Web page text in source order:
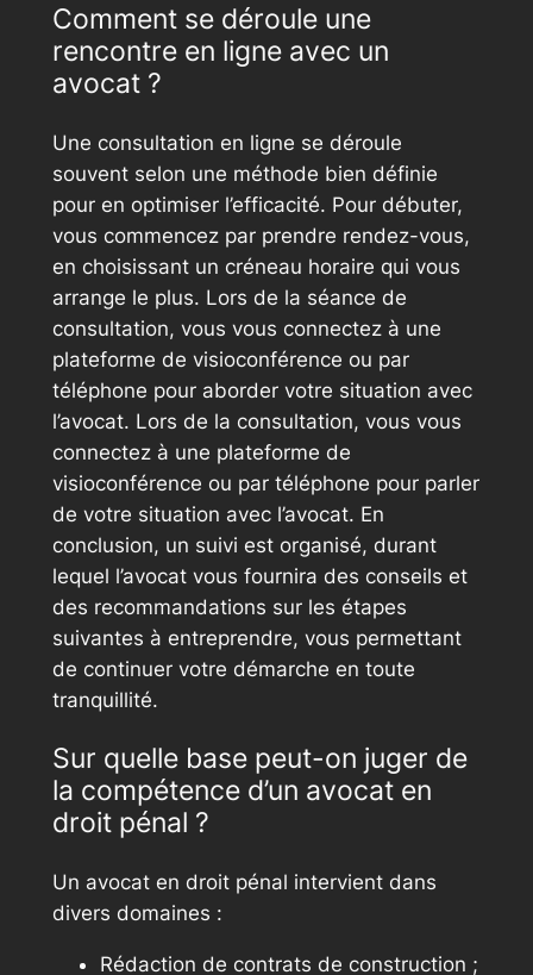
Comment se déroule une
rencontre en ligne avec un
avocat ?
Une consultation en ligne se déroule
souvent selon une méthode bien définie
pour en optimiser l’efficacité. Pour débuter,
vous commencez par prendre rendez-vous,
en choisissant un créneau horaire qui vous
arrange le plus. Lors de la séance de
consultation, vous vous connectez à une
plateforme de visioconférence ou par
téléphone pour aborder votre situation avec
l’avocat. Lors de la consultation, vous vous
connectez à une plateforme de
visioconférence ou par téléphone pour parler
de votre situation avec l’avocat. En
conclusion, un suivi est organisé, durant
lequel l’avocat vous fournira des conseils et
des recommandations sur les étapes
suivantes à entreprendre, vous permettant
de continuer votre démarche en toute
tranquillité.
Sur quelle base peut-on juger de
la compétence d’un avocat en
droit pénal ?
Un avocat en droit pénal intervient dans
divers domaines :
Rédaction de contrats de construction ;